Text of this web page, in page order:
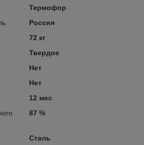
Термофор
Россия
72 кг
Твердое
Нет
Нет
12 мес
87 %
Сталь